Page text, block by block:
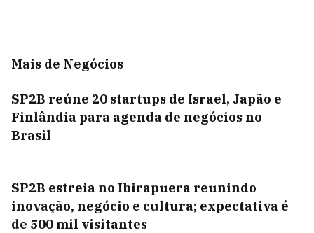
Mais de Negócios
SP2B reúne 20 startups de Israel, Japão e
Finlândia para agenda de negócios no
Brasil
SP2B estreia no Ibirapuera reunindo
inovação, negócio e cultura; expectativa é
de 500 mil visitantes